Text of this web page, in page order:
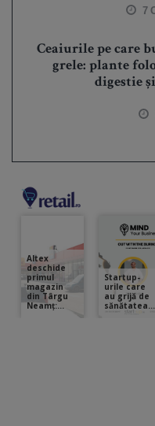
7
Ceaiurile pe care
grele: plante
digestie